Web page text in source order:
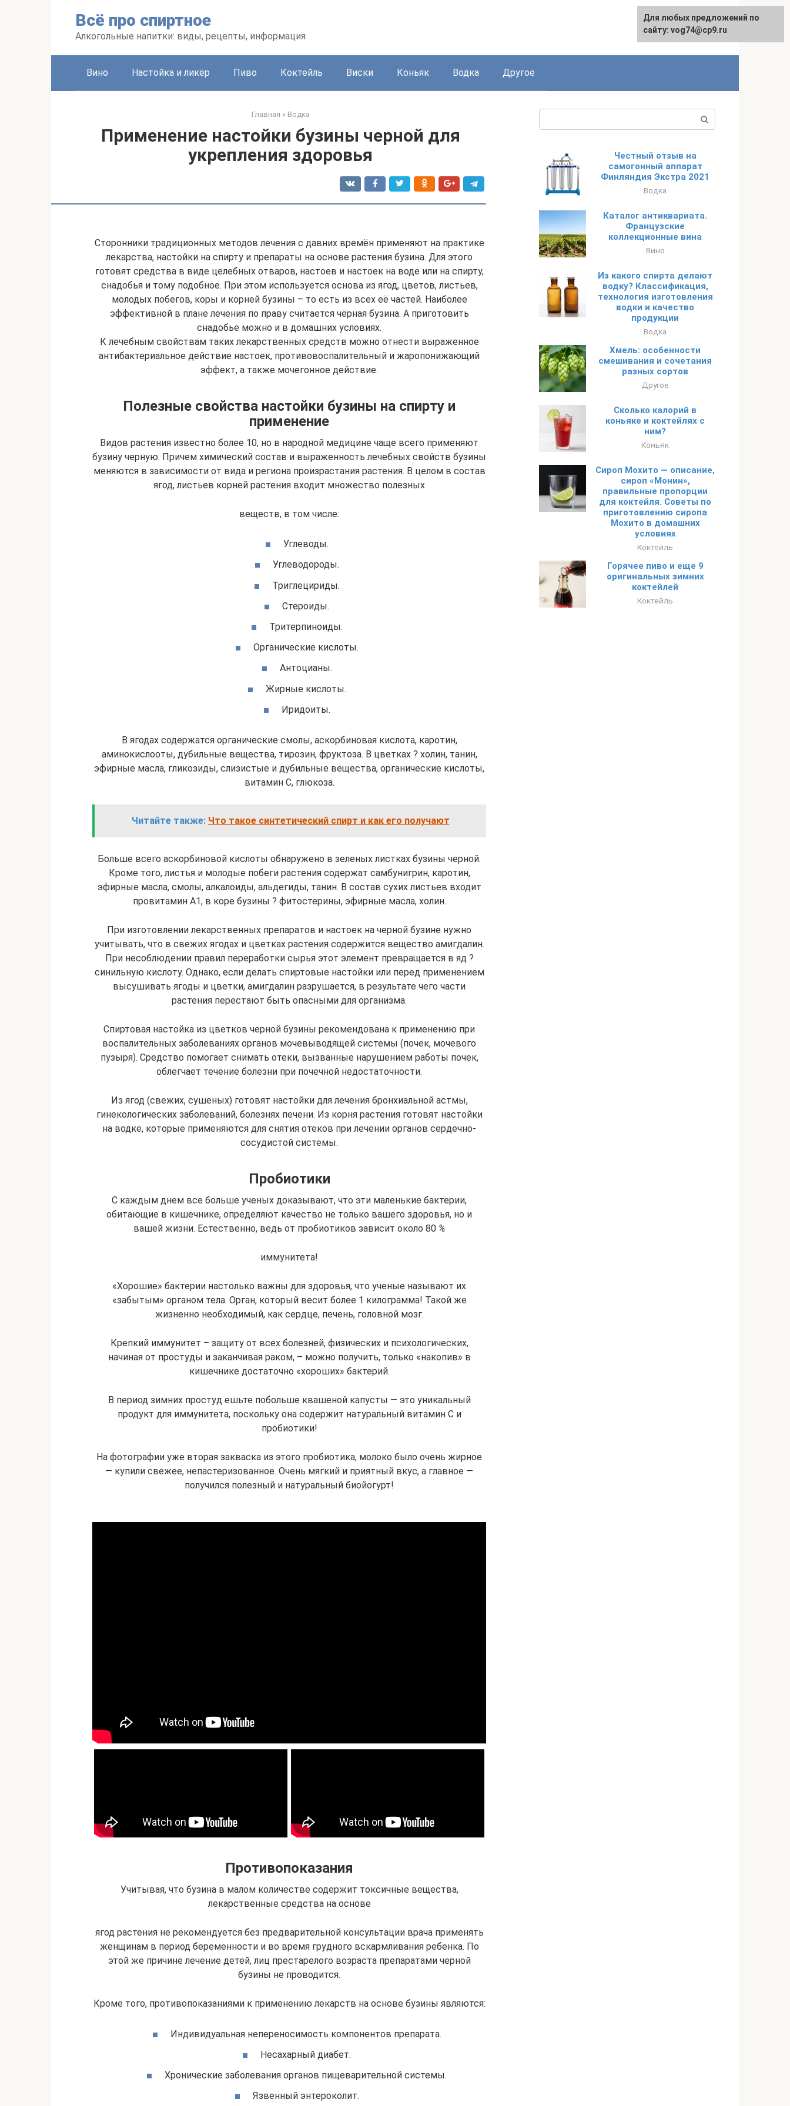
Всё про спиртное
Алкогольные напитки: виды, рецепты, информация
Вино Настойка и ликёр Пиво Коктейль Виски Коньяк Водка Другое
Главная » Водка
Применение настойки бузины черной для
укрепления здоровья
Сторонники традиционных методов лечения с давних времён применяют на практике
лекарства, настойки на спирту и препараты на основе растения бузина. Для этого
готовят средства в виде целебных отваров, настоев и настоек на воде или на спирту,
снадобья и тому подобное. При этом используется основа из ягод, цветов, листьев,
молодых побегов, коры и корней бузины – то есть из всех её частей. Наиболее
эффективной в плане лечения по праву считается чёрная бузина. А приготовить
снадобье можно и в домашних условиях.
К лечебным свойствам таких лекарственных средств можно отнести выраженное
антибактериальное действие настоек, противовоспалительный и жаропонижающий
эффект, а также мочегонное действие.
Полезные свойства настойки бузины на спирту и
применение
Видов растения известно более 10, но в народной медицине чаще всего применяют
бузину черную. Причем химический состав и выраженность лечебных свойств бузины
меняются в зависимости от вида и региона произрастания растения. В целом в состав
ягод, листьев корней растения входит множество полезных
веществ, в том числе:
Углеводы.
Углеводороды.
Триглецириды.
Стероиды.
Тритерпиноиды.
Органические кислоты.
Антоцианы.
Жирные кислоты.
Иридоиты.
В ягодах содержатся органические смолы, аскорбиновая кислота, каротин,
аминокислооты, дубильные вещества, тирозин, фруктоза. В цветках ? холин, танин,
эфирные масла, гликозиды, слизистые и дубильные вещества, органические кислоты,
витамин С, глюкоза.
Читайте также: Что такое синтетический спирт и как его получают
Больше всего аскорбиновой кислоты обнаружено в зеленых листках бузины черной.
Кроме того, листья и молодые побеги растения содержат самбунигрин, каротин,
эфирные масла, смолы, алкалоиды, альдегиды, танин. В состав сухих листьев входит
провитамин А1, в коре бузины ? фитостерины, эфирные масла, холин.
При изготовлении лекарственных препаратов и настоек на черной бузине нужно
учитывать, что в свежих ягодах и цветках растения содержится вещество амигдалин.
При несоблюдении правил переработки сырья этот элемент превращается в яд ?
синильную кислоту. Однако, если делать спиртовые настойки или перед применением
высушивать ягоды и цветки, амигдалин разрушается, в результате чего части
растения перестают быть опасными для организма.
Спиртовая настойка из цветков черной бузины рекомендована к применению при
воспалительных заболеваниях органов мочевыводящей системы (почек, мочевого
пузыря). Средство помогает снимать отеки, вызванные нарушением работы почек,
облегчает течение болезни при почечной недостаточности.
Из ягод (свежих, сушеных) готовят настойки для лечения бронхиальной астмы,
гинекологических заболеваний, болезнях печени. Из корня растения готовят настойки
на водке, которые применяются для снятия отеков при лечении органов сердечно-
сосудистой системы.
Пробиотики
С каждым днем все больше ученых доказывают, что эти маленькие бактерии,
обитающие в кишечнике, определяют качество не только вашего здоровья, но и
вашей жизни. Естественно, ведь от пробиотиков зависит около 80 %
иммунитета!
«Хорошие» бактерии настолько важны для здоровья, что ученые называют их
«забытым» органом тела. Орган, который весит более 1 килограмма! Такой же
жизненно необходимый, как сердце, печень, головной мозг.
Крепкий иммунитет – защиту от всех болезней, физических и психологических,
начиная от простуды и заканчивая раком, – можно получить, только «накопив» в
кишечнике достаточно «хороших» бактерий.
В период зимних простуд ешьте побольше квашеной капусты — это уникальный
продукт для иммунитета, поскольку она содержит натуральный витамин С и
пробиотики!
На фотографии уже вторая закваска из этого пробиотика, молоко было очень жирное
— купили свежее, непастеризованное. Очень мягкий и приятный вкус, а главное —
получился полезный и натуральный биойогурт!
Противопоказания
Учитывая, что бузина в малом количестве содержит токсичные вещества,
лекарственные средства на основе
ягод растения не рекомендуется без предварительной консультации врача применять
женщинам в период беременности и во время грудного вскармливания ребенка. По
этой же причине лечение детей, лиц престарелого возраста препаратами черной
бузины не проводится.
Кроме того, противопоказаниями к применению лекарств на основе бузины являются:
Индивидуальная непереносимость компонентов препарата.
Несахарный диабет.
Хронические заболевания органов пищеварительной системы.
Язвенный энтероколит.
Честный отзыв на
самогонный аппарат
Финляндия Экстра 2021
Водка
Каталог антиквариата.
Французские
коллекционные вина
Вино
Из какого спирта делают
водку? Классификация,
технология изготовления
водки и качество
продукции
Водка
Хмель: особенности
смешивания и сочетания
разных сортов
Другое
Сколько калорий в
коньяке и коктейлях с
ним?
Коньяк
Сироп Мохито — описание,
сироп «Монин»,
правильные пропорции
для коктейля. Советы по
приготовлению сиропа
Мохито в домашних
условиях
Коктейль
Горячее пиво и еще 9
оригинальных зимних
коктейлей
Коктейль
Для любых предложений по
сайту: vog74@cp9.ru